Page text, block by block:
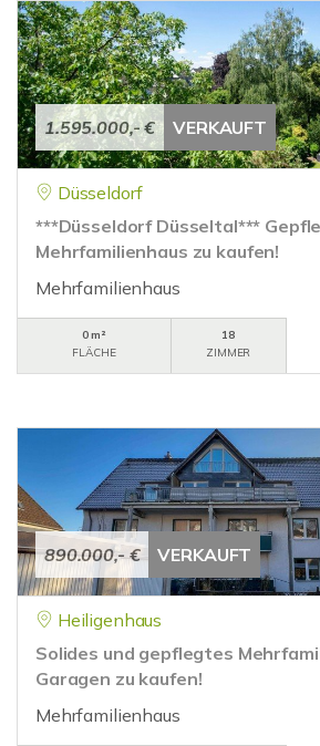
1.595.000,- € VERKAUFT
Düsseldorf
***Düsseldorf Düsseltal***
Mehrfamilienhaus zu kaufen!
Mehrfamilienhaus
0 m²
FLÄCHE
18
ZIMMER
890.000,- € VERKAUFT
Heiligenhaus
Solides und gepflegtes
Garagen zu kaufen!
Mehrfamilienhaus